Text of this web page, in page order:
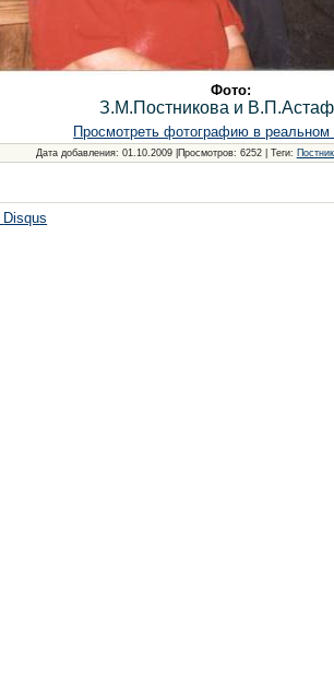
Фото:
З.М.Постникова и
Просмотреть фотографию в реальном
Дата добавления: 01.10.2009 | Просмотров: 6252 | Теги:
Disqus